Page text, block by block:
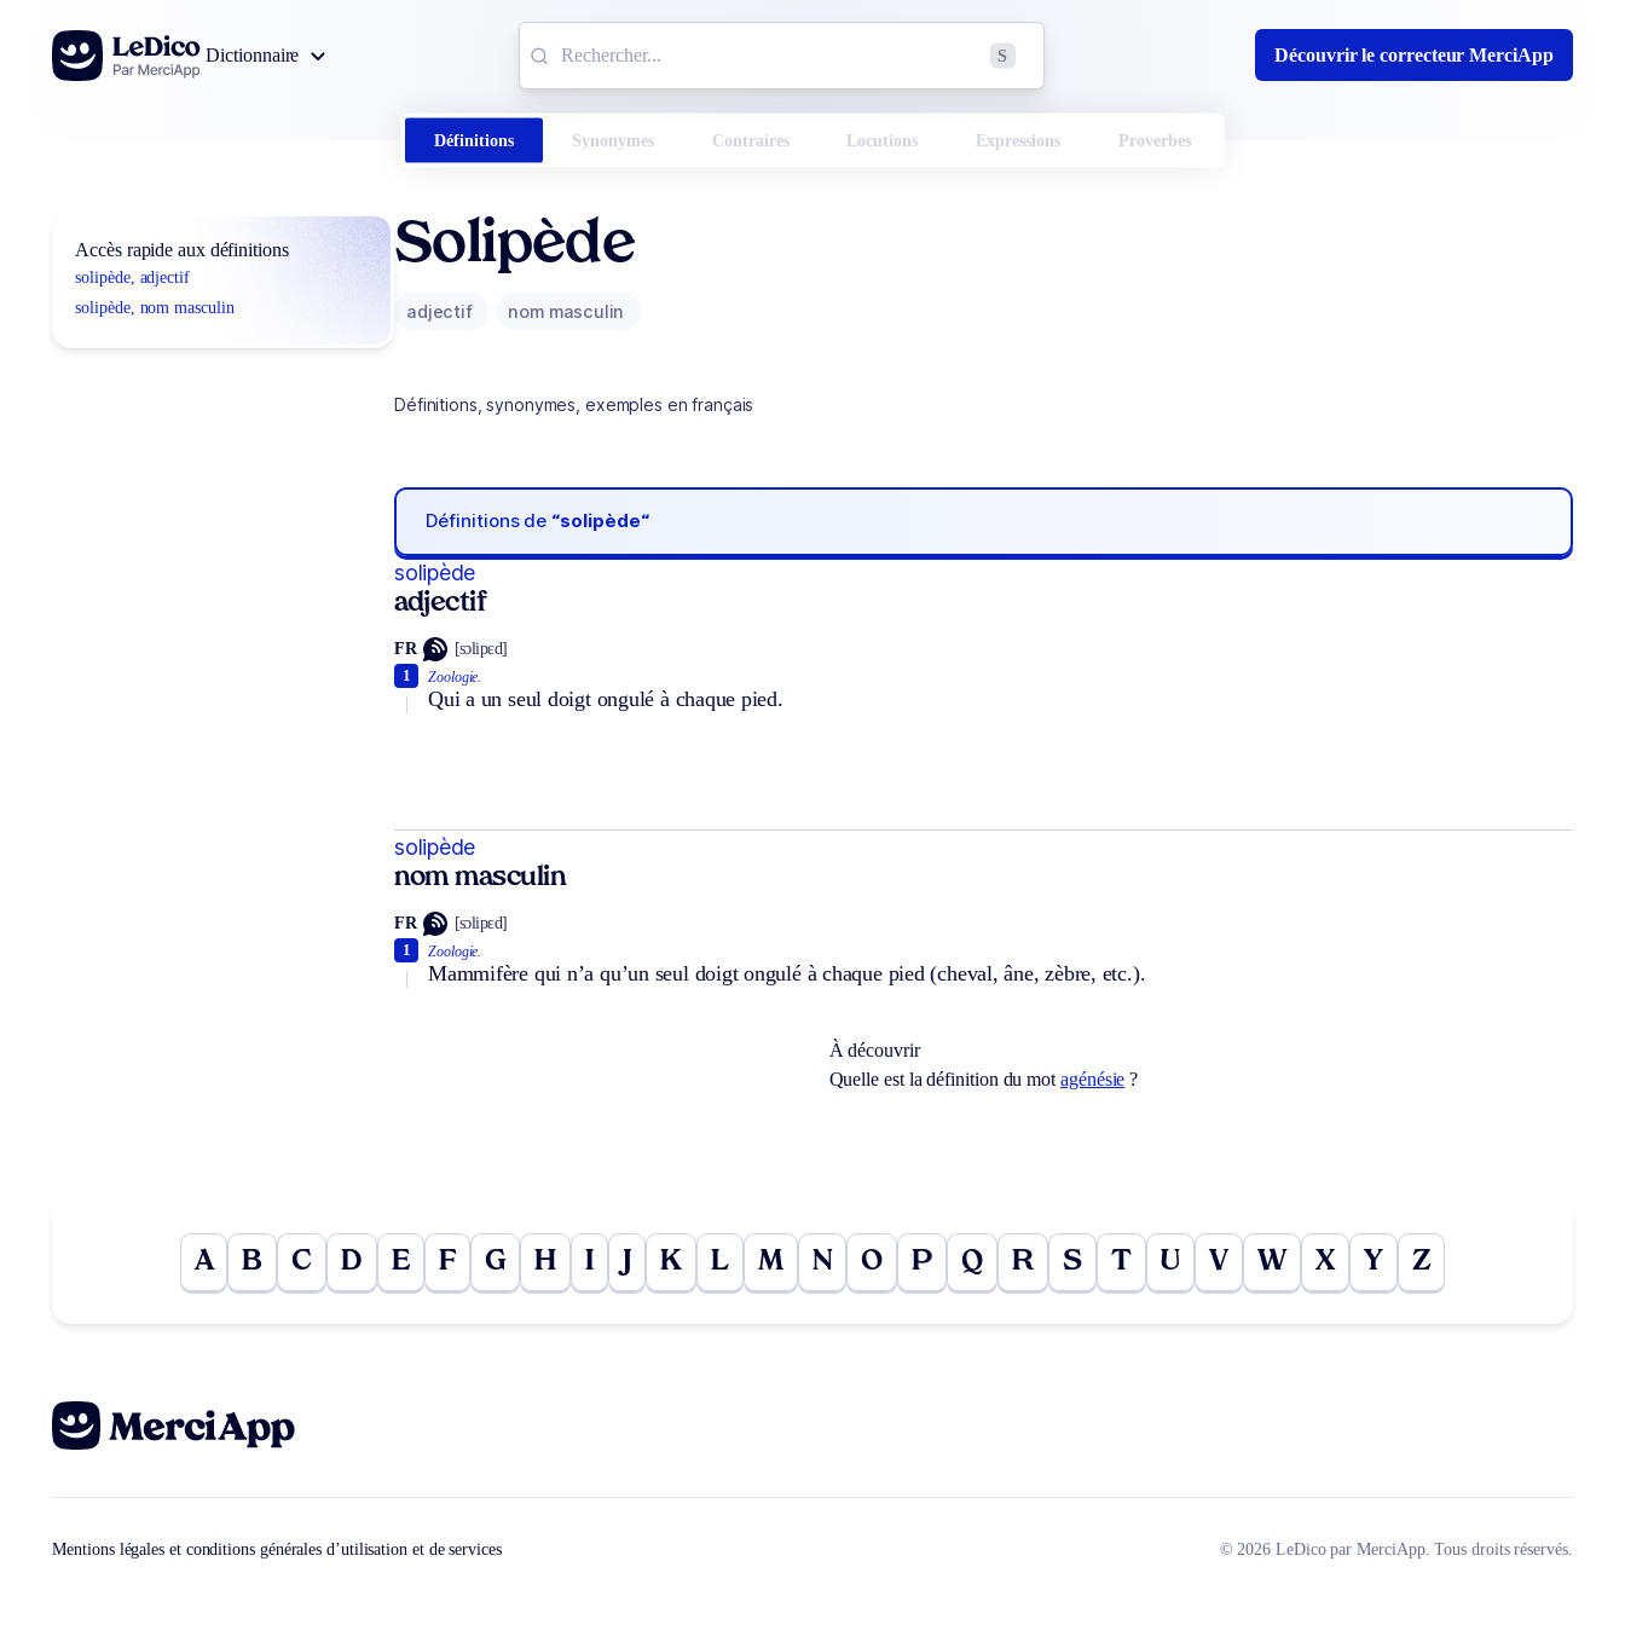
Aller au contenu
Dictionnaire
S Découvrir le correcteur MerciApp
Définitions Synonymes Contraires Locutions Expressions Proverbes
Accès rapide aux définitions
solipède, adjectif
solipède, nom masculin
Solipède
adjectif nom masculin
Définitions, synonymes, exemples en français
Définitions de “solipède“
solipède
adjectif
FR [sɔlipɛd]
Zoologie.
Qui a un seul doigt ongulé à chaque pied.
1
solipède
nom masculin
FR [sɔlipɛd]
Zoologie.
Mammifère qui n’a qu’un seul doigt ongulé à chaque pied (cheval, âne, zèbre, etc.).
1
À découvrir
Quelle est la définition du mot agénésie ?
A B C D E F G H I K L M N O P Q R S T U V W X Y Z
Mentions légales et conditions générales d’utilisation et de services © 2026 LeDico par MerciApp. Tous droits réservés.